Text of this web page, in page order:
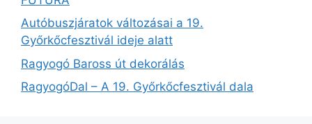
Autóbuszjáratok változásai a 19.
Győrkőcfesztivál ideje alatt
Ragyogó Baross út dekorálás
RagyogóDal – A 19. Győrkőcfesztivál dala